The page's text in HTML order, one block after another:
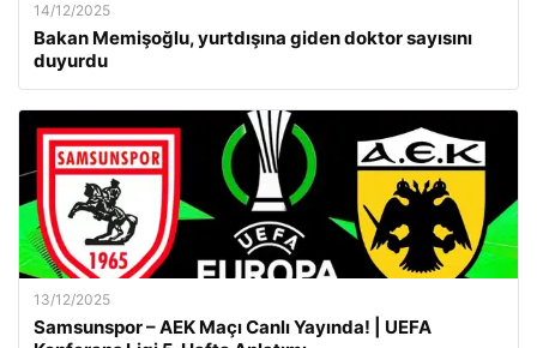
14/12/2025
Bakan Memişoğlu, yurtdışına giden doktor sayısını
duyurdu
13/12/2025
Samsunspor – AEK Maçı Canlı Yayında! | UEFA